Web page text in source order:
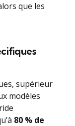
que les
supérieur
modèles
80 % de